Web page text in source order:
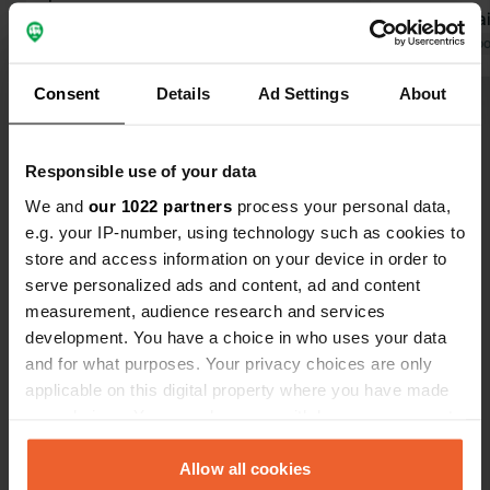
Consent Details Ad Settings About
Responsible use of your data
We and our 1022 partners process your personal data,
e.g. your IP-number, using technology such as cookies to
store and access information on your device in order to
serve personalized ads and content, ad and content
measurement, audience research and services
development. You have a choice in who uses your data
and for what purposes. Your privacy choices are only
applicable on this digital property where you have made
any time from the Cookie Declaration or by clicking on
the Privacy trigger icon.Allow all cookies
beaucoup de place. Ne vous laissez
pas décourager par les panneaux
sont correctes, à mon avis.
N'attendez jamais plus de 10 minutes.
Les emplacements au bord de l'eau
sont agréables, mais la route qui les
longe est assez poussiéreuse et la
circulation est parfois rapide.
vieillots,
bonne et
Hut.
Traduit par
Es-tu déjà venu ici ?
Contact
D1091
05320, La Grave, France
Copie